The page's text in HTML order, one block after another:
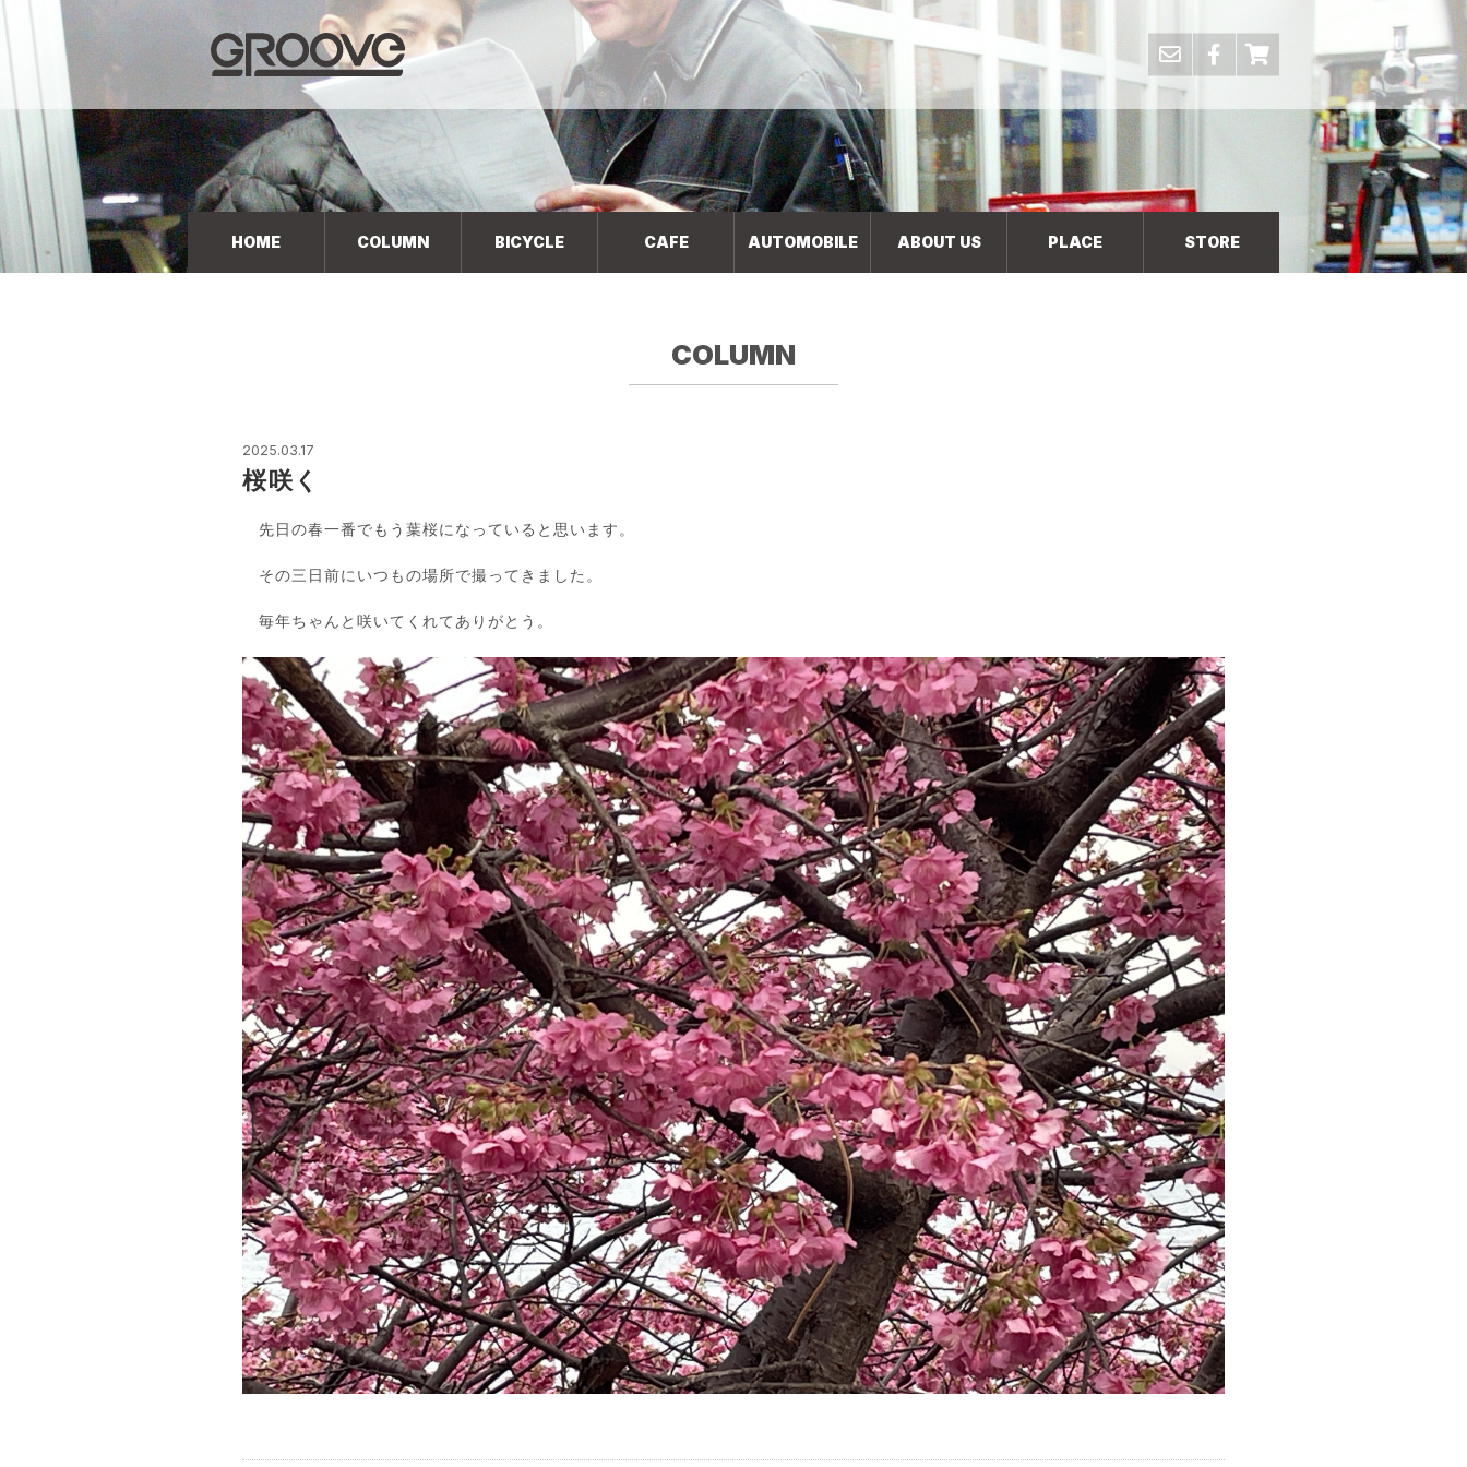
Groove 自転車 カフェ 輸入車・国産車のチューニン
グ/販売
HOME COLUMN BICYCLE CAFE AUTOMOBILE ABOUT US PLACE STORE
COLUMN
2025.03.17
桜咲く
先日の春一番でもう葉桜になっていると思います。
その三日前にいつもの場所で撮ってきました。
毎年ちゃんと咲いてくれてありがとう。